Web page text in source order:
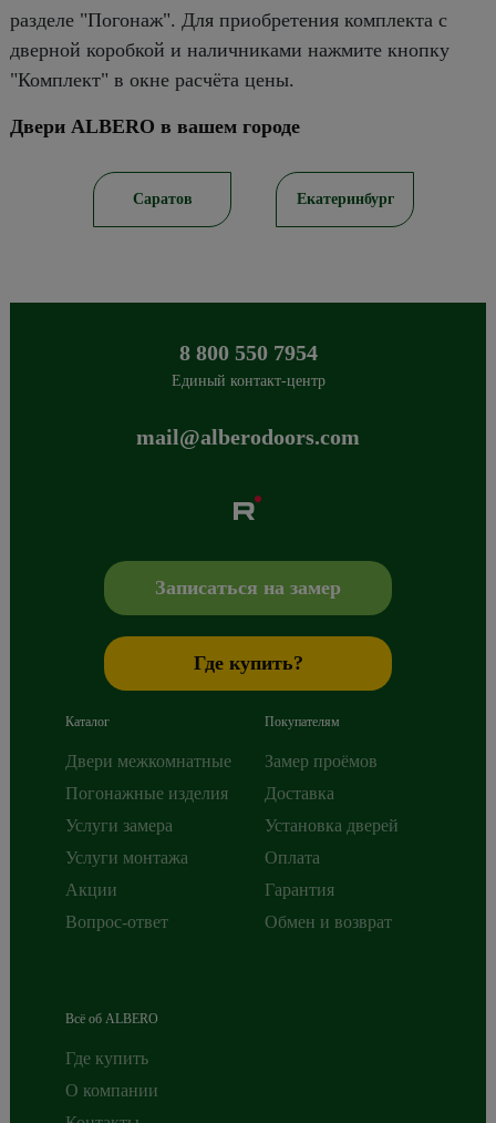
разделе "Погонаж". Для приобретения комплекта с
дверной коробкой и наличниками нажмите кнопку
"Комплект" в окне расчёта цены.
Двери ALBERO в вашем городе
Саратов Екатеринбург
8 800 550 7954
Единый контакт-центр
mail@alberodoors.com
+7 800 765 43 42,mail@alberodoors.com
Записаться на замер
Где купить?
Каталог
Двери межкомнатные
Погонажные изделия
Услуги замера
Услуги монтажа
Акции
Вопрос-ответ
Покупателям
Замер проёмов
Доставка
Установка дверей
Оплата
Гарантия
Обмен и возврат
Всё об ALBERO
Где купить
О компании